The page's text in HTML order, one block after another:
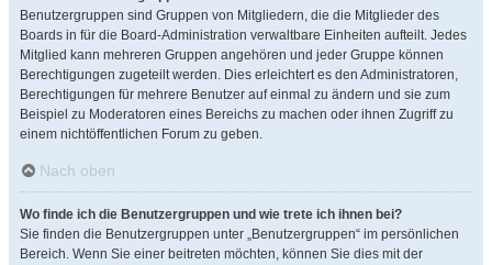
Benutzergruppen sind Gruppen von Mitgliedern, die die Mitglieder des
Boards in für die Board-Administration verwaltbare Einheiten aufteilt. Jedes
Mitglied kann mehreren Gruppen angehören und jeder Gruppe können
Berechtigungen zugeteilt werden. Dies erleichtert es den Administratoren,
Berechtigungen für mehrere Benutzer auf einmal zu ändern und sie zum
Beispiel zu Moderatoren eines Bereichs zu machen oder ihnen Zugriff zu
einem nichtöffentlichen Forum zu geben.
Nach oben
Wo finde ich die Benutzergruppen und wie trete ich ihnen bei?
Sie finden die Benutzergruppen unter „Benutzergruppen“ im persönlichen
Bereich. Wenn Sie einer beitreten möchten, können Sie dies mit der